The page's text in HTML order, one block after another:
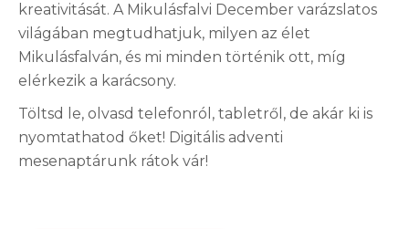
kreativitását. A Mikulásfalvi December varázslatos
világában megtudhatjuk, milyen az élet
Mikulásfalván, és mi minden történik ott, míg
elérkezik a karácsony.
Töltsd le, olvasd telefonról, tabletről, de akár ki is
nyomtathatod őket! Digitális adventi
mesenaptárunk rátok vár!